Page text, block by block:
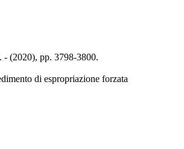
(2020), pp. 3798-3800.
di espropriazione forzata